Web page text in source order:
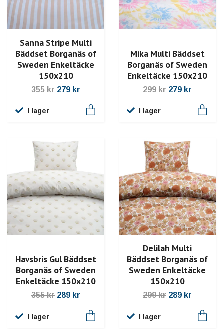
Sanna Stripe Multi
Bäddset Borganäs of
Sweden Enkeltäcke
150x210
355 kr 279 kr
I lager
Mika Multi Bäddset
Borganäs of Sweden
Enkeltäcke 150x210
299 kr 279 kr
I lager
Havsbris Gul Bäddset
Borganäs of Sweden
Enkeltäcke 150x210
355 kr 289 kr
I lager
Delilah Multi
Bäddset Borganäs of
Sweden Enkeltäcke
150x210
299 kr 289 kr
I lager